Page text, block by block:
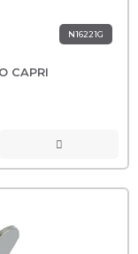
N16221G
CAPRI